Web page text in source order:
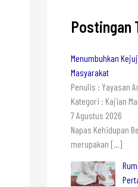
Postingan
Menumbuhkan
Masyarakat
Penulis : Yayasan
Kategori : Kajian
7 Agustus 2026
Napas Kehidupan
merupakan […]